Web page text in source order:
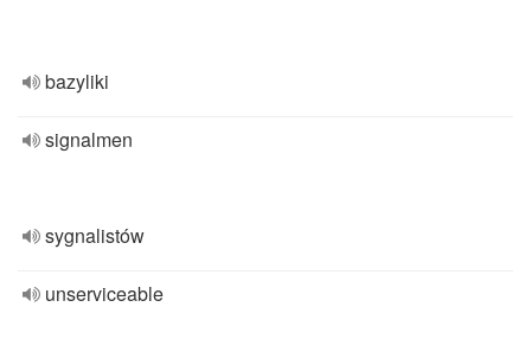
bazyliki
signalmen
sygnalistów
unserviceable